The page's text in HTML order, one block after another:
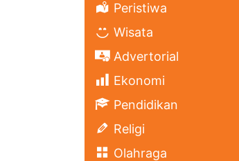
Peristiwa
Wisata
Advertorial
Ekonomi
Pendidikan
Religi
Olahraga